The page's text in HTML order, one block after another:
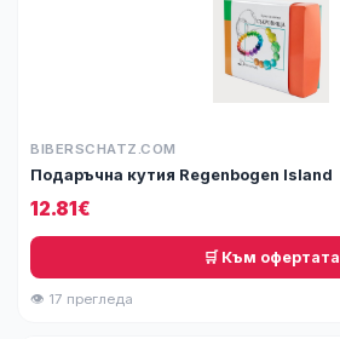
BIBERSCHATZ.COM
Подаръчна кутия Regenbogen Island
12.81€
🛒 Към офертата
👁 17 прегледа